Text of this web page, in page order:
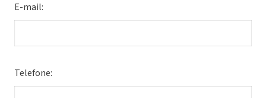
E-mail:
Telefone: